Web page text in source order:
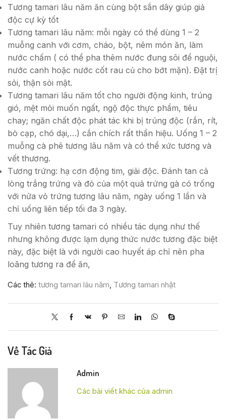
Tương tamari lâu năm ăn cùng bột sắn dây giúp giả
độc cự kỳ tốt
Tương tamari lâu năm: mỗi ngày có thể dùng 1 – 2
muỗng canh với cơm, cháo, bột, nêm món ăn, làm
nước chấm ( có thể pha thêm nước đung sôi để nguội,
nước canh hoặc nước cốt rau củ cho bớt mặn). Đặt trị
sỏi, thận sỏi mật.
Tương tamari lâu năm tốt cho người động kinh, trúng
gió, mệt mỏi muốn ngất, ngộ độc thực phẩm, tiêu
chay; ngăn chất độc phát tác khi bị trúng độc (rắn, rít,
bò cạp, chó dại,…) cắn chích rất thần hiệu. Uống 1 – 2
muỗng cà phê tương lâu năm và có thể xức tương và
vết thương.
Tương trứng: hạ cơn động tim, giải độc. Đánh tan cả
lòng trắng trứng và đỏ của một quả trứng gà có trống
với nửa vỏ trứng tương lâu năm, ngày uống 1 lần và
chỉ uống liên tiếp tối đa 3 ngày.
Tuy nhiên tương tamari có nhiều tác dụng như thế
nhưng không được lạm dụng thức nước tương đặc biệt
này, đặc biệt là với người cao huyết áp chỉ nên pha
loãng tương ra để ăn,
Các thẻ: tương tamari lâu năm, Tương tamari nhật
Về Tác Giả
Admin
Các bài viết khác của admin